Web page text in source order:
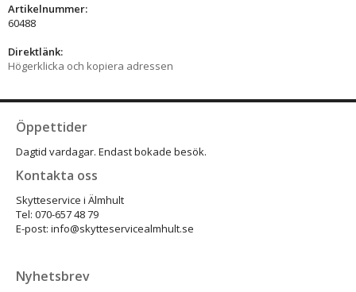
Artikelnummer:
60488
Direktlänk:
Högerklicka och kopiera adressen
Öppettider
Dagtid vardagar. Endast bokade besök.
Kontakta oss
Skytteservice i Älmhult
Tel: 070-657 48 79
E-post: info@skytteservicealmhult.se
Nyhetsbrev